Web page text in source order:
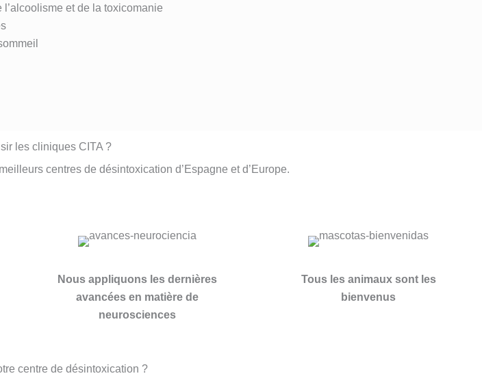
et de la toxicomanie
les cliniques CITA ?
centres de désintoxication d’Espagne et d’Europe.
Nous appliquons les dernières
avancées en matière de
neurosciences
Tous les animaux sont les
bienvenus
centre de désintoxication ?